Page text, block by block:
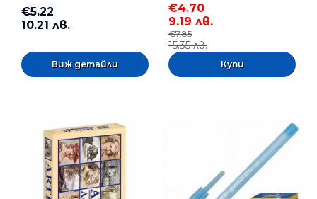
€5.22
10.21 лв.
Виж детайли
€4.70
9.19 лв.
€7.85
15.35 лв.